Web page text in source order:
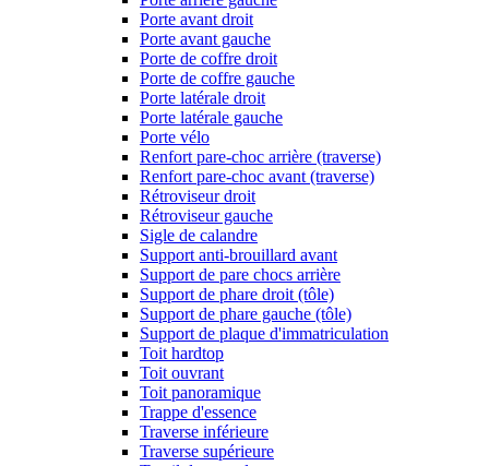
Porte avant droit
Porte avant gauche
Porte de coffre droit
Porte de coffre gauche
Porte latérale droit
Porte latérale gauche
Porte vélo
Renfort pare-choc arrière (traverse)
Renfort pare-choc avant (traverse)
Rétroviseur droit
Rétroviseur gauche
Sigle de calandre
Support anti-brouillard avant
Support de pare chocs arrière
Support de phare droit (tôle)
Support de phare gauche (tôle)
Support de plaque d'immatriculation
Toit hardtop
Toit ouvrant
Toit panoramique
Trappe d'essence
Traverse inférieure
Traverse supérieure